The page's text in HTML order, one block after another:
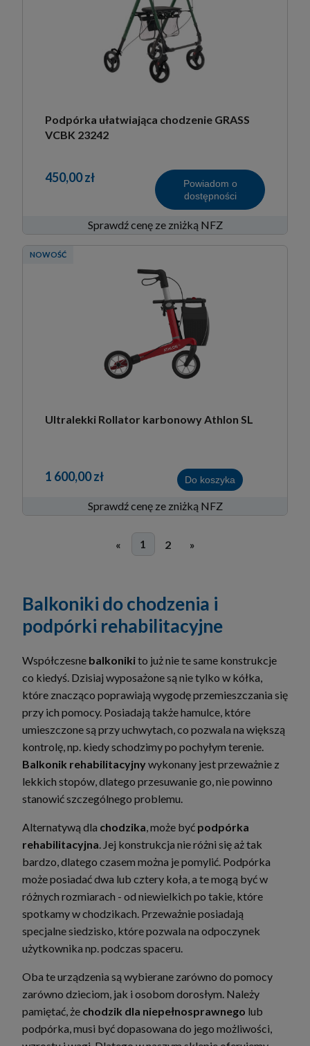
Podpórka ułatwiająca chodzenie GRASS
VCBK 23242
450,00 zł
Powiadom o
dostępności
Sprawdź cenę ze zniżką NFZ
Ultralekki Rollator karbonowy Athlon SL
1 600,00 zł Do koszyka
Sprawdź cenę ze zniżką NFZ
NOWOŚĆ
« 1 2 »
Balkoniki do chodzenia i
podpórki rehabilitacyjne
Współczesne balkonikito już nie te same konstrukcje
co kiedyś. Dzisiaj wyposażone są nie tylko w kółka,
które znacząco poprawiają wygodę przemieszczania się
przy ich pomocy. Posiadają także hamulce, które
umieszczone są przy uchwytach, co pozwala na większą
kontrolę, np. kiedy schodzimy po pochyłym terenie.
Balkonik rehabilitacyjnywykonany jest przeważnie z
lekkich stopów, dlatego przesuwanie go, nie powinno
stanowić szczególnego problemu.
Alternatywą dla chodzika, może być podpórka
rehabilitacyjna. Jej konstrukcja nie różni się aż tak
bardzo, dlatego czasem można je pomylić. Podpórka
może posiadać dwa lub cztery koła, a te mogą być w
różnych rozmiarach - od niewielkich po takie, które
spotkamy w chodzikach. Przeważnie posiadają
specjalne siedzisko, które pozwala na odpoczynek
użytkownika np. podczas spaceru.
Oba te urządzenia są wybierane zarówno do pomocy
zarówno dzieciom, jak i osobom dorosłym. Należy
pamiętać, że chodzik dla niepełnosprawnego lub
podpórka, musi być dopasowana do jego możliwości,